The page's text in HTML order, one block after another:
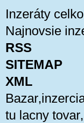
Inzeráty
Najnovsie
RSS
SITEMAP
XML
tu lacny